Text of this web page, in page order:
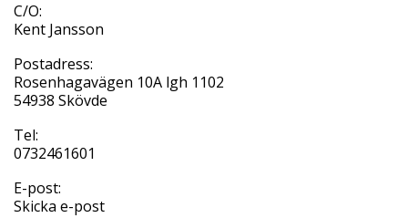
C/O:
Kent Jansson
Postadress:
Rosenhagavägen 10A lgh 1102
54938 Skövde
Tel:
0732461601
E-post:
Skicka e-post